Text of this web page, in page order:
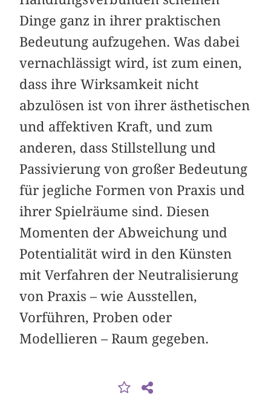
Dinge ganz in ihrer praktischen
Bedeutung aufzugehen. Was dabei
vernachlässigt wird, ist zum einen,
dass ihre Wirksamkeit nicht
abzulösen ist von ihrer ästhetischen
und affektiven Kraft, und zum
anderen, dass Stillstellung und
Passivierung von großer Bedeutung
für jegliche Formen von Praxis und
ihrer Spielräume sind. Diesen
Momenten der Abweichung und
Potentialität wird in den Künsten
mit Verfahren der Neutralisierung
von Praxis – wie Ausstellen,
Vorführen, Proben oder
Modellieren – Raum gegeben.